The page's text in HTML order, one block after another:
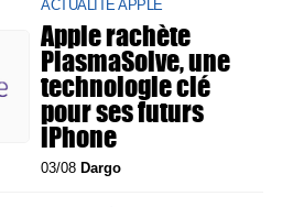
ACTUALITÉ APPLE
Apple rachète
PlasmaSolve, une
technologie clé
pour ses futurs
iPhone
03/08 Dargo